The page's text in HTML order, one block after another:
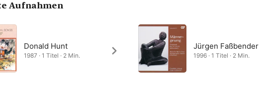
Aufnahmen
Donald Hunt
1987 · 1 Titel · 2 Min.
Jürgen Faßbender
1996 · 1 Titel · 2 Min.